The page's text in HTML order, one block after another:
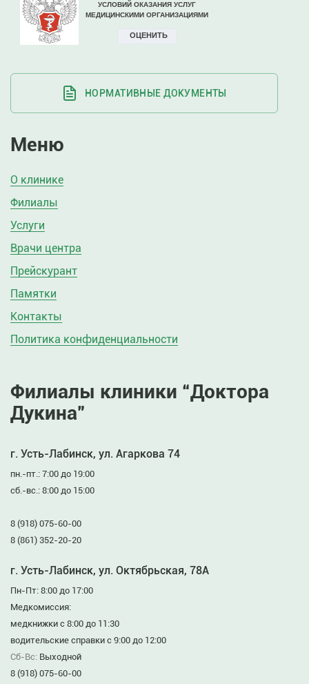
НОРМАТИВНЫЕ ДОКУМЕНТЫ
Меню
О клинике
Филиалы
Услуги
Врачи центра
Прейскурант
Памятки
Контакты
Политика конфиденциальности
Филиалы клиники “Доктора
Дукина”
г. Усть-Лабинск, ул. Агаркова 74
пн.-пт.: 7:00 до 19:00
сб.-вс.: 8:00 до 15:00
8 (918) 075-60-00
8 (861) 352-20-20
г. Усть-Лабинск, ул. Октябрьская, 78А
Пн-Пт: 8:00 до 17:00
Медкомиссия:
медкнижки с 8:00 до 11:30
водительские справки с 9:00 до 12:00
Сб-Вс: Выходной
8 (918) 075-60-00